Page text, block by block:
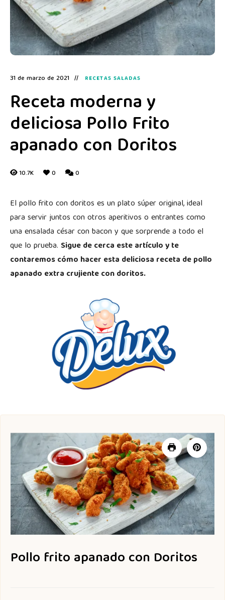
31 de marzo de 2021 RECETAS SALADAS
Receta moderna y
deliciosa Pollo Frito
apanado con Doritos
10.7K 0 0
El pollo frito con doritos es un plato súper original, ideal
para servir juntos con otros aperitivos o entrantes como
una ensalada césar con bacon y que sorprende a todo el
que lo prueba. Sigue de cerca este artículo y te
contaremos cómo hacer esta deliciosa receta de pollo
apanado extra crujiente con doritos.
Pollo frito apanado con Doritos